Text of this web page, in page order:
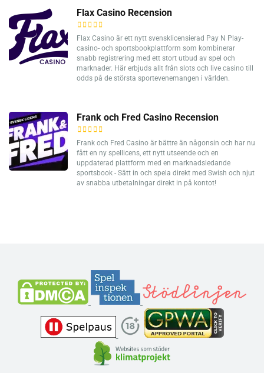
Flax Casino Recension
Flax Casino är ett nytt svensklicensierad Pay N Play-
casino- och sportsbookplattform som kombinerar
snabb registrering med ett stort utbud av spel och
marknader. Här erbjuds allt från slots och live casino till
odds på de största sportevenemangen i världen.
Frank och Fred Casino Recension
Frank och Fred Casino är bättre än någonsin och har nu
fått en ny spellicens, ett nytt utseende och en
uppdaterad plattform med en marknadsledande
sportsbook - Sätt in och spela direkt med Swish och njut
av snabba utbetalningar direkt in på kontot!